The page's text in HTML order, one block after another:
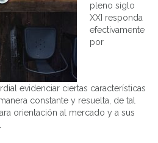
pleno siglo
XXI responda
efectivamente
por
evidenciar ciertas características
constante y resuelta, de tal
orientación al mercado y a sus